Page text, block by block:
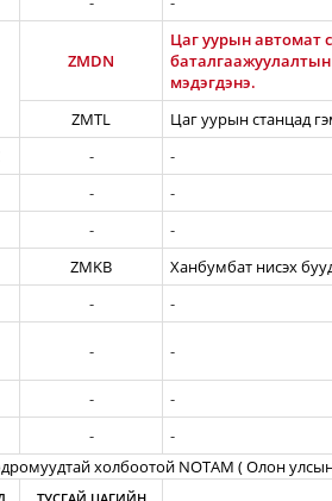
ZMDN
Цаг уурын автомат
мэдэгдэнэ.
ZMTL
Цаг уурын станцад
-
-
-
-
-
-
ZMKB
Ханбумбат нисэх
- -
- -
-
-
-
-
холбоотой NOTAM ( Oлон